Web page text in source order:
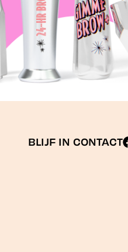
BLIJF IN CONTACT